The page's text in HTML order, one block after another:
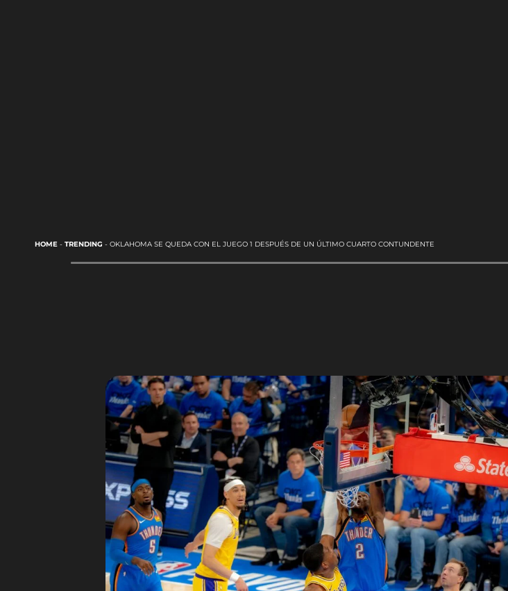
HOME- TRENDING - OKLAHOMA SE QUEDA CON EL JUEGO 1 DESPUÉS DE UN ÚLTIMO CUARTO CONTUNDENTE